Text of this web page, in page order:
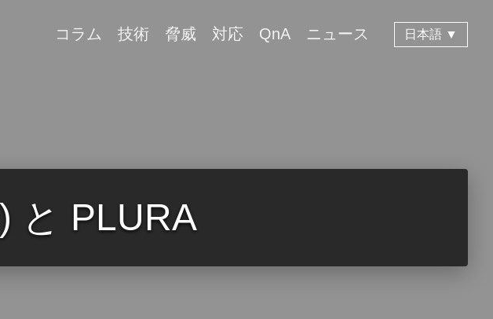
コラム 技術 脅威 対応 QnA ニュース 日本語 ▼
と PLURA